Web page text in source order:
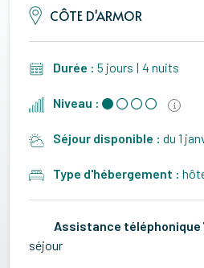
CÔTE D'ARMOR
Durée :5 jours | 4 nuits
Niveau :
Séjour disponible :du 1
Type d'hébergement :
Assistance téléphonique
séjour